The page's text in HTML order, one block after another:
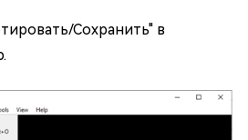
Сохранить" в